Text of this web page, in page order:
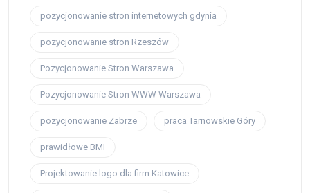
pozycjonowanie stron internetowych gdynia
pozycjonowanie stron Rzeszów
Pozycjonowanie Stron Warszawa
Pozycjonowanie Stron WWW Warszawa
pozycjonowanie Zabrze praca Tarnowskie Góry
prawidłowe BMI
Projektowanie logo dla firm Katowice